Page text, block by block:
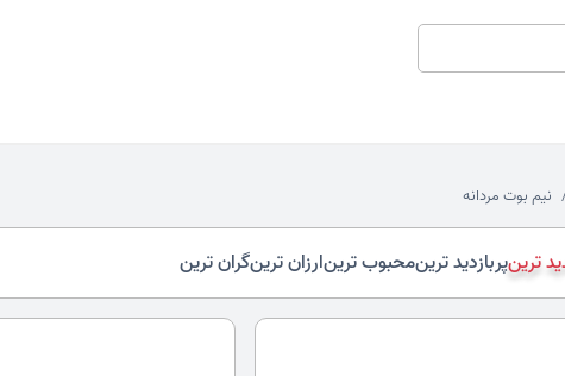
نیم بوت مردانه
ترینپربازدید ترینمحبوب ترینارزان ترینگران ترین